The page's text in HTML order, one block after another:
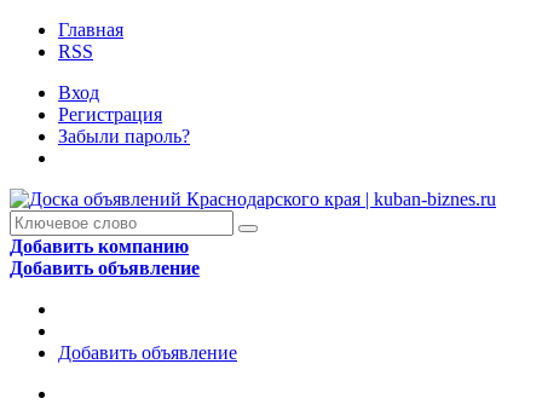
Главная
RSS
Вход
Регистрация
Забыли пароль?
Добавить компанию
Добавить объявление
Добавить объявление